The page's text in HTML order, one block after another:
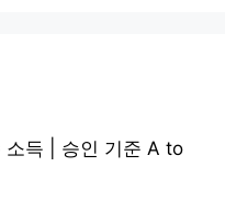
소득 | 승인 기준 A to